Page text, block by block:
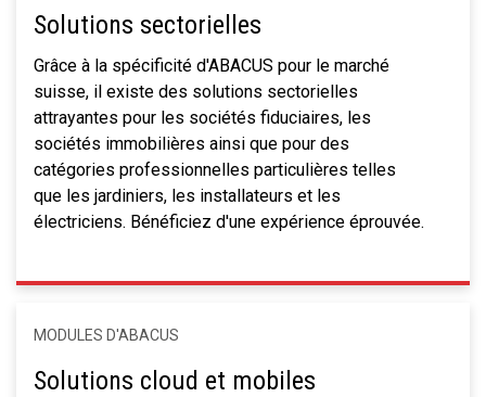
Solutions sectorielles
Grâce à la spécificité d'ABACUS pour le marché
suisse, il existe des solutions sectorielles
attrayantes pour les sociétés fiduciaires, les
sociétés immobilières ainsi que pour des
catégories professionnelles particulières telles
que les jardiniers, les installateurs et les
électriciens. Bénéficiez d'une expérience éprouvée.
MODULES D'ABACUS
Solutions cloud et mobiles